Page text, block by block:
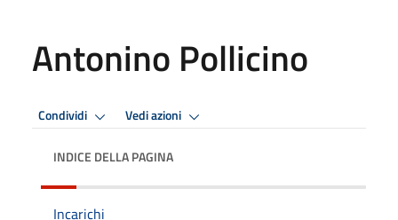
Antonino Pollicino
Condividi Vedi azioni
INDICE DELLA PAGINA
Incarichi